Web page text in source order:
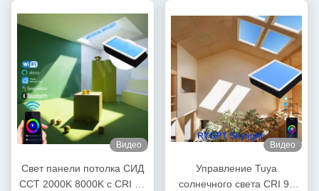
Видео
Свет панели потолка СИД
CCT 2000K 8000K с CRI 95
Видео
Управление Tuya
солнечного света CRI 95